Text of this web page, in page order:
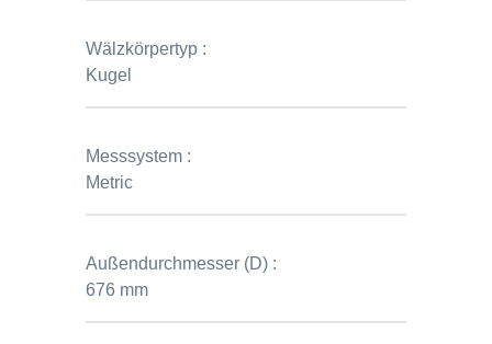
Wälzkörpertyp :
Kugel
Messsystem :
Metric
Außendurchmesser (D) :
676 mm